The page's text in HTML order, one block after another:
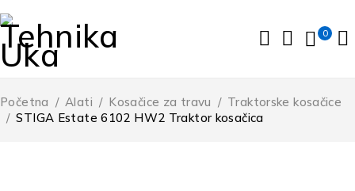
0
Početna / Alati / Kosačice za travu / Traktorske kosačice
/ STIGA Estate 6102 HW2 Traktor kosačica